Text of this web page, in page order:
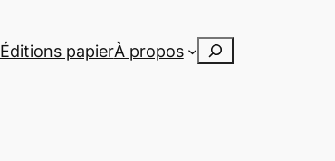
Éditions papierÀ propos Rechercher